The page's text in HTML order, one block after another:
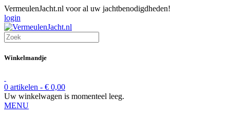
VermeulenJacht.nl voor al uw jachtbenodigdheden!
login
Winkelmandje
0 artikelen - € 0,00
Uw winkelwagen is momenteel leeg.
MENU